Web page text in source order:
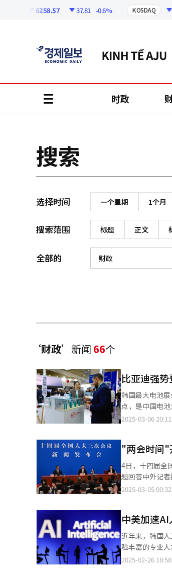
6258.57 37.81 -0.6% KOSDAQ
时政
搜索
选择时间 一个星期 1个月
搜索范围 标题 正文
全部的
‘财政’ 新闻 66个
比亚迪强
韩国最大电池
点，是中国电池
锦宁】 作为全球最大电动汽车制造商，同时也是全球第二大动力电池企业，比亚迪的亮相无疑成为焦点。其动力电池
售搭载自家电
一层设立了36
（LFP）电池
壳、圆柱形等多种电池类型。 比亚迪工作人员向访客介绍公
位正对着同样
Research的数据
【摄影 记者 崔锦宁】 除比亚迪外，亿纬锂能也在本届展会首次设立展位。作为
纬锂能的参展
展企业从去年的115
国三大电池制
2025-03-06
"两会时间"
4日，十四届全
题回答中外记者提问。【图片提供 新华社
治协商会议）
四届三次会议
济增长率、国防预
的GDP增长目
费品以旧换新
或略有下调，但平均仍超过5%。 为实现经济增长目标
2025-03-05
中美加速
近年来，韩国
验丰富的专业
科技人才资源。 据相关业界26日消息，三星电子及三星显示、三星电机、三星SDS、三星SDI等10家关联企业自24日
2025-02-26